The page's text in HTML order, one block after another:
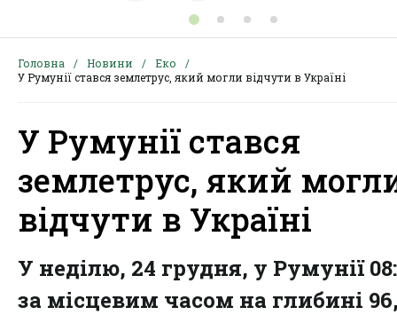
Головна Новини
Еко
У Румунії стався землетрус, який могли відчути в Україні
У Румунії стався
землетрус, який
відчути в Україні
У неділю, 24 грудня, у Румунії
за місцевим часом на глибині